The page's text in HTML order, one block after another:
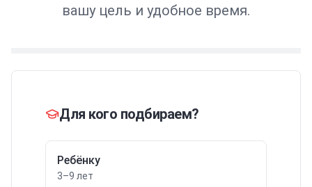
вашу цель и удобное время.
Для кого подбираем?
Ребёнку
3–9 лет